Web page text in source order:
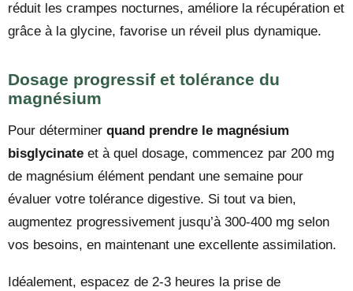
réduit les crampes nocturnes, améliore la récupération et
grâce à la glycine, favorise un réveil plus dynamique.
Dosage progressif et tolérance du
magnésium
Pour déterminer quand prendre le magnésium
bisglycinate et à quel dosage, commencez par 200 mg
de magnésium élément pendant une semaine pour
évaluer votre tolérance digestive. Si tout va bien,
augmentez progressivement jusqu’à 300-400 mg selon
vos besoins, en maintenant une excellente assimilation.
Idéalement, espacez de 2-3 heures la prise de